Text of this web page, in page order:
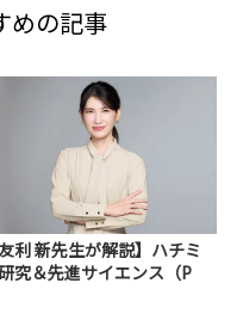
めの記事
友利 新先生が解説】ハチミ
究＆先進サイエンス（P